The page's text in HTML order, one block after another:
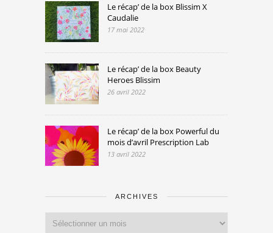
Le récap’ de la box Blissim X
Caudalie
17 mai 2022
Le récap’ de la box Beauty
Heroes Blissim
26 avril 2022
Le récap’ de la box Powerful du
mois d’avril Prescription Lab
13 avril 2022
ARCHIVES